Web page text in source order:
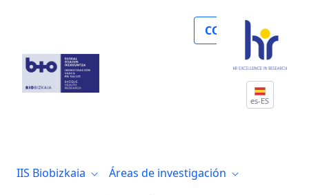
COLABORA
es-ES
IIS Biobizkaia
Áreas de investigación